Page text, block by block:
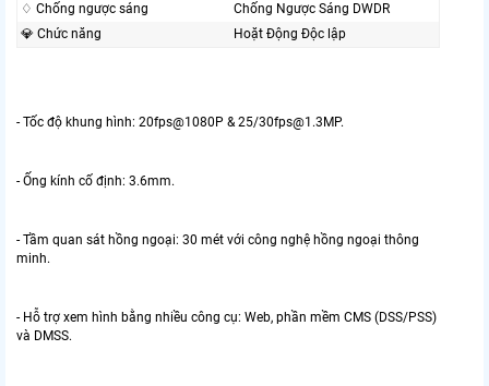
♢ Chống ngược sáng
Chống Ngược Sáng DWDR
💎 Chức năng
Hoặt Động Độc lập
- Tốc độ khung hình: 20fps@1080P & 25/30fps@1.3MP.
- Ống kính cố định: 3.6mm.
- Tầm quan sát hồng ngoại: 30 mét với công nghệ hồng ngoại thông
minh.
- Hỗ trợ xem hình bằng nhiều công cụ: Web, phần mềm CMS (DSS/PSS)
và DMSS.